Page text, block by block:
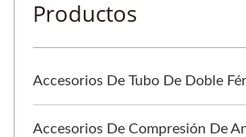
Productos
Accesorios De Tubo De Doble
Accesorios De Compresión De